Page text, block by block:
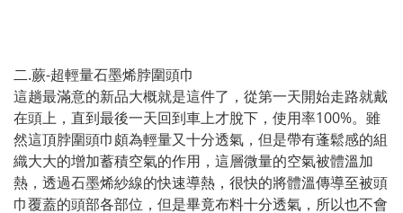
二.蕨-超輕量石墨烯脖圍頭巾
這趟最滿意的新品大概就是這件了，從第一天開始走路就戴
在頭上，直到最後一天回到車上才脫下，使用率100%。雖
然這頂脖圍頭巾頗為輕量又十分透氣，但是帶有蓬鬆感的組
織大大的增加蓄積空氣的作用，這層微量的空氣被體溫加
熱，透過石墨烯紗線的快速導熱，很快的將體溫傳導至被頭
巾覆蓋的頭部各部位，但是畢竟布料十分透氣，所以也不會